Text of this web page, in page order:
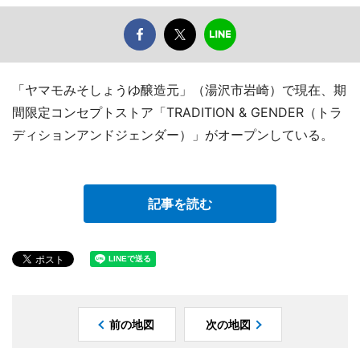
「ヤマモみそしょうゆ醸造元」（湯沢市岩崎）で現在、期
間限定コンセプトストア「TRADITION & GENDER（トラ
ディションアンドジェンダー）」がオープンしている。
記事を読む
前の地図 次の地図